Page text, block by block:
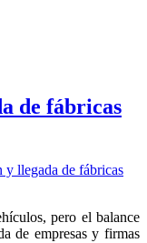
de fábricas
pero el balance
de empresas y firmas